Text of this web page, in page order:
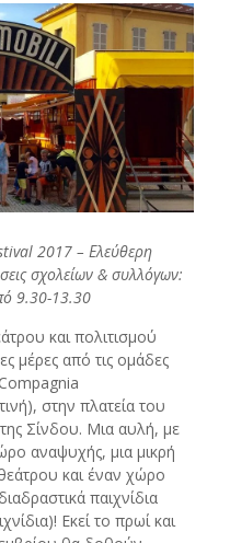
2017 – Ελεύθερη
σχολείων & συλλόγων:
9.30-13.30
και πολιτισμού
μέρες από τις ομάδες
στην πλατεία του
Σίνδου. Μια αυλή, με
αναψυχής, μια μικρή
και έναν χώρο
παιχνίδια
Εκεί το πρωί και